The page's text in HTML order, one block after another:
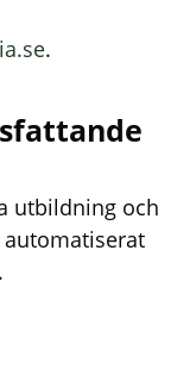
.
utbildning och